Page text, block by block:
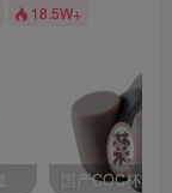
18.5W+
日本MODE召唤魅魔飞机杯高刺激榨汁姬名器倒模自慰器使用体验及测评报告